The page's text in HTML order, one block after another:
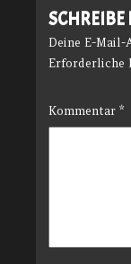
Deine E-
Erforderliche
Kommentar*